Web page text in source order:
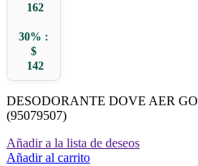
162
30% :
$
142
DESODORANTE DOVE AER
(95079507)
Añadir a la lista de deseos
Añadir al carrito